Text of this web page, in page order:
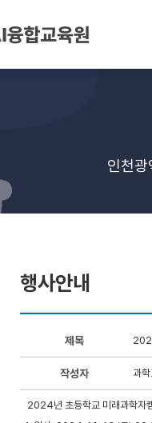
인천
행사안내
제목
작성자 과
2024년 초등학교 미래과학자